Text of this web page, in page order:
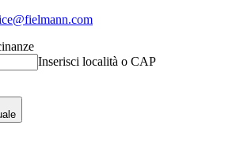
Inserisci località o CAP